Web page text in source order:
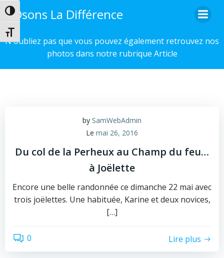
Passer en contraste élevé
Changer la taille de la police
au
Osons La Différence
N'oubliez pas que vous pouvez également retrouvez nos
photos dans notre rubrique Article
by SamWebAdmin
Le mai 26, 2016
Du col de la Perheux au Champ du feu…
à Joëlette
Encore une belle randonnée ce dimanche 22 mai avec
trois joëlettes. Une habituée, Karine et deux novices,
[…]
0 Lire plus